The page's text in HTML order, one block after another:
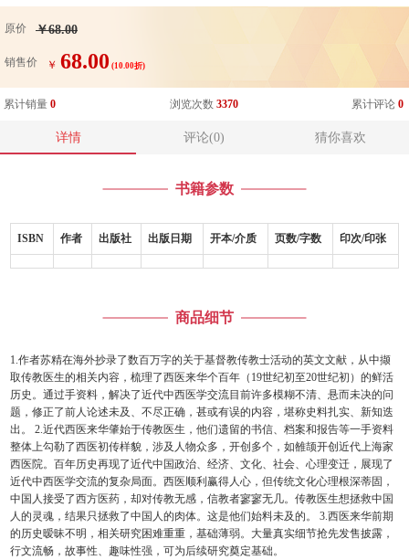
原价 ￥68.00
销售价 ￥ 68.00 (10.00折)
累计销量 0 浏览次数 3370 累计评论 0
详情 评论(0) 猜你喜欢
书籍参数
ISBN 作者 出版社 出版日期 开本/介质 页数/字数 印次/印张
商品细节
1.作者苏精在海外抄录了数百万字的关于基督教传教士活动的英文文献，从中撷
取传教医生的相关内容，梳理了西医来华个百年（19世纪初至20世纪初）的鲜活
历史。通过手资料，解决了近代中西医学交流目前许多模糊不清、悬而未决的问
题，修正了前人论述未及、不尽正确，甚或有误的内容，堪称史料扎实、新知迭
出。 2.近代西医来华肇始于传教医生，他们遗留的书信、档案和报告等一手资料
整体上勾勒了西医初传样貌，涉及人物众多，开创多个，如雒颉开创近代上海家
西医院。百年历史再现了近代中国政治、经济、文化、社会、心理变迁，展现了
近代中西医学交流的复杂局面。西医顺利赢得人心，但传统文化心理根深蒂固，
中国人接受了西方医药，却对传教无感，信教者寥寥无几。传教医生想拯救中国
人的灵魂，结果只拯救了中国人的肉体。这是他们始料未及的。 3.西医来华前期
的历史暧昧不明，相关研究困难重重，基础薄弱。大量真实细节抢先发售披露，
行文流畅，故事性、趣味性强，可为后续研究奠定基础。